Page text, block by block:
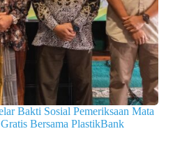
Bakti Sosial Pemeriksaan Mata
Bersama PlastikBank